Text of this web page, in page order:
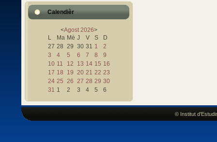
Calendièr
<Agost 2026>
L
Ma Mè J V S
D
27 28 29 30 31 1
2
3
4 5 6 7 8
9
10 11 12 13 14 15 16
17 18 19 20 21 22 23
24 25 26 27 28 29 30
31 1 2 3 4 5 6
© Institut